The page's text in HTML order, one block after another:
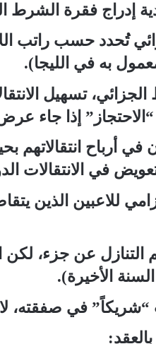
إدراج فقرة
تُحدد حسب راتب
به في الليجا).
تسهيل
“الاحتجاز” إذا جاء
في أرباح
التنازل عن جزء،
“شريكاً” في صفقته،